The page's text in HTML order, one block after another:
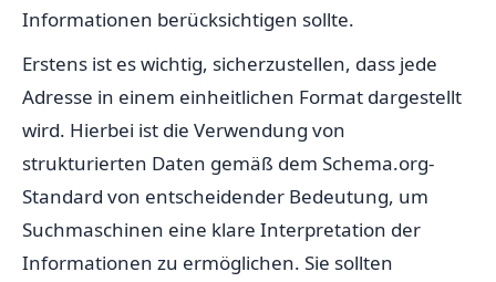
Informationen berücksichtigen sollte.
Erstens ist es wichtig, sicherzustellen, dass jede
Adresse in einem einheitlichen Format dargestellt
wird. Hierbei ist die Verwendung von
strukturierten Daten gemäß dem Schema.org-
Standard von entscheidender Bedeutung, um
Suchmaschinen eine klare Interpretation der
Informationen zu ermöglichen. Sie sollten